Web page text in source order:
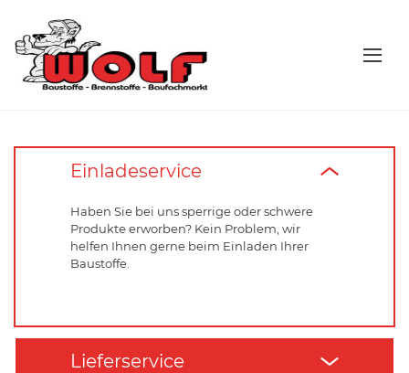
Einladeservice
Haben Sie bei uns sperrige oder schwere
Produkte erworben? Kein Problem, wir
helfen Ihnen gerne beim Einladen Ihrer
Baustoffe.
Lieferservice